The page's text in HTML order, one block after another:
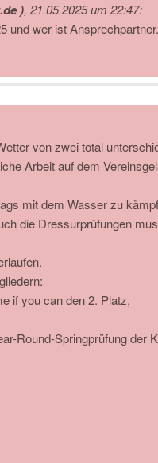
), 21.05.2025 um 22:47:
und wer ist Ansprechpartner.
von zwei total
Arbeit auf dem
mit dem Wasser zu
die Dressurprüfungen
if you can den 2. Platz,
Round-Springprüfung der